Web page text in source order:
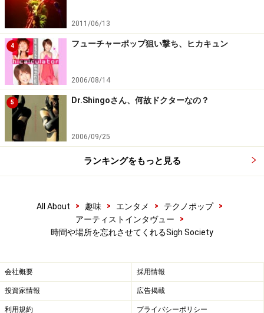
Transonicから発掘音源リリース
ガイド：
PC-8としての活動は短かったですが、2011年に
Transonicから当時の音源を集めたアルバム
『Macrocosm』がリリースされています。このシーンの
キーパーソンでもあるTrigger～Transonic Recordsを主宰
した永田一直さんとは、当時から近い関係にあったので
(amazon.co.jp)
ハゼモト：
とても近い所にいたのですが、当時は何故か自分がVoice
2011/06/13
4 フューチャーポップ狙い撃ち、ヒカキュン
2006/08/14
5 Dr.Shingoさん、何故ドクターなの？
2006/09/25
ランキングをもっと見る
All About > 趣味 > エンタメ > テクノポップ
>
アーティストインタヴュー
>
時間や場所を忘れさせてくれるSigh Society
会社概要 採用情報
投資家情報 広告掲載
利用規約 プライバシーポリシー